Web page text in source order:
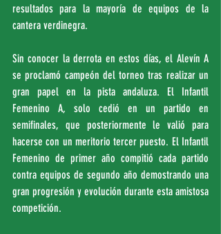
resultados para la mayoría de equipos de la
cantera verdinegra.
Sin conocer la derrota en estos días, el Alevín A
se proclamó campeón del torneo tras realizar un
gran papel en la pista andaluza. El Infantil
Femenino A, solo cedió en un partido en
semifinales, que posteriormente le valió para
hacerse con un meritorio tercer puesto. El Infantil
Femenino de primer año compitió cada partido
contra equipos de segundo año demostrando una
gran progresión y evolución durante esta amistosa
competición.